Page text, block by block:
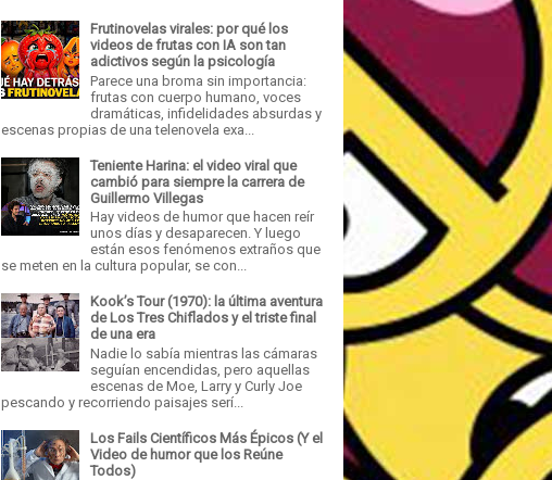
Frutinovelas virales: por qué los
videos de frutas con IA son tan
adictivos según la psicología
Parece una broma sin importancia:
frutas con cuerpo humano, voces
dramáticas, infidelidades absurdas y
escenas propias de una telenovela exa...
Teniente Harina: el video viral que
cambió para siempre la carrera de
Guillermo Villegas
Hay videos de humor que hacen reír
unos días y desaparecen. Y luego
están esos fenómenos extraños que
se meten en la cultura popular, se con...
Kook’s Tour (1970): la última aventura
de Los Tres Chiflados y el triste final
de una era
Nadie lo sabía mientras las cámaras
seguían encendidas, pero aquellas
escenas de Moe, Larry y Curly Joe
pescando y recorriendo paisajes serí...
Los Fails Científicos Más Épicos (Y el
Video de humor que los Reúne
Todos)